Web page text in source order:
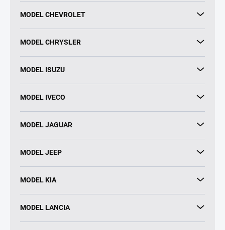
MODEL CHEVROLET
MODEL CHRYSLER
MODEL ISUZU
MODEL IVECO
MODEL JAGUAR
MODEL JEEP
MODEL KIA
MODEL LANCIA